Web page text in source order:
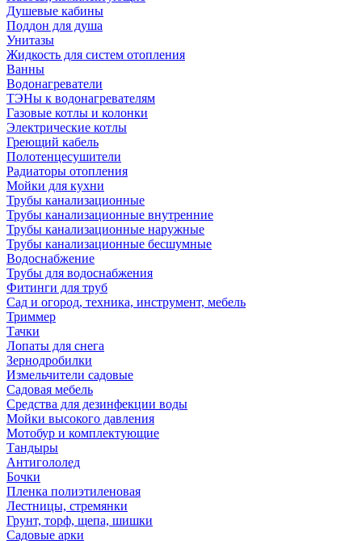
Душевые кабины
Поддон для душа
Унитазы
Жидкость для систем отопления
Ванны
Водонагреватели
ТЭНы к водонагревателям
Газовые котлы и колонки
Электрические котлы
Греющий кабель
Полотенцесушители
Радиаторы отопления
Мойки для кухни
Трубы канализационные
Трубы канализационные внутренние
Трубы канализационные наружные
Трубы канализационные бесшумные
Водоснабжение
Трубы для водоснабжения
Фитинги для труб
Сад и огород, техника, инструмент, мебель
Триммер
Тачки
Лопаты для снега
Зернодробилки
Измельчители садовые
Садовая мебель
Средства для дезинфекции воды
Мойки высокого давления
Мотобур и комплектующие
Тандыры
Антигололед
Бочки
Пленка полиэтиленовая
Лестницы, стремянки
Грунт, торф, щепа, шишки
Садовые арки